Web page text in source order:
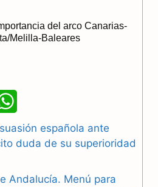
del arco Canarias-
Melilla-Baleares
h
a
española ante
duda de su superioridad
Andalucía. Menú para